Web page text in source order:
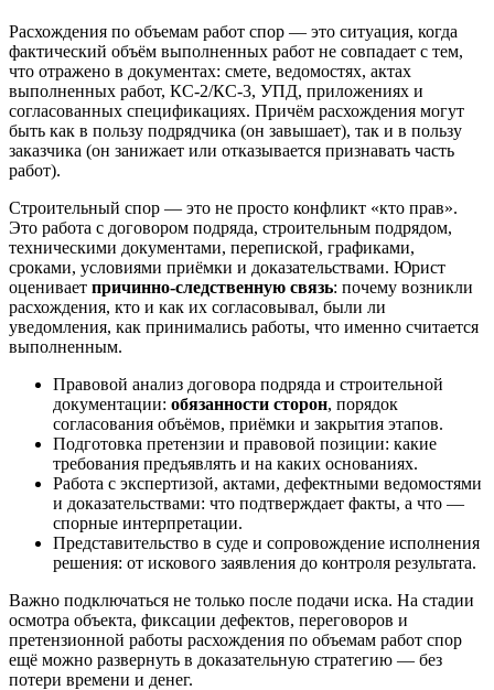
Расхождения по объемам работ спор — это ситуация, когда
фактический объём выполненных работ не совпадает с тем,
что отражено в документах: смете, ведомостях, актах
выполненных работ, КС-2/КС-3, УПД, приложениях и
согласованных спецификациях. Причём расхождения могут
быть как в пользу подрядчика (он завышает), так и в пользу
заказчика (он занижает или отказывается признавать часть
работ).
Строительный спор — это не просто конфликт «кто прав».
Это работа с договором подряда, строительным подрядом,
техническими документами, перепиской, графиками,
сроками, условиями приёмки и доказательствами. Юрист
оценивает причинно-следственную связь: почему возникли
расхождения, кто и как их согласовывал, были ли
уведомления, как принимались работы, что именно считается
выполненным.
Правовой анализ договора подряда и строительной
документации: обязанности сторон, порядок
согласования объёмов, приёмки и закрытия этапов.
Подготовка претензии и правовой позиции: какие
требования предъявлять и на каких основаниях.
Работа с экспертизой, актами, дефектными ведомостями
и доказательствами: что подтверждает факты, а что —
спорные интерпретации.
Представительство в суде и сопровождение исполнения
решения: от искового заявления до контроля результата.
Важно подключаться не только после подачи иска. На стадии
осмотра объекта, фиксации дефектов, переговоров и
претензионной работы расхождения по объемам работ спор
ещё можно развернуть в доказательную стратегию — без
потери времени и денег.